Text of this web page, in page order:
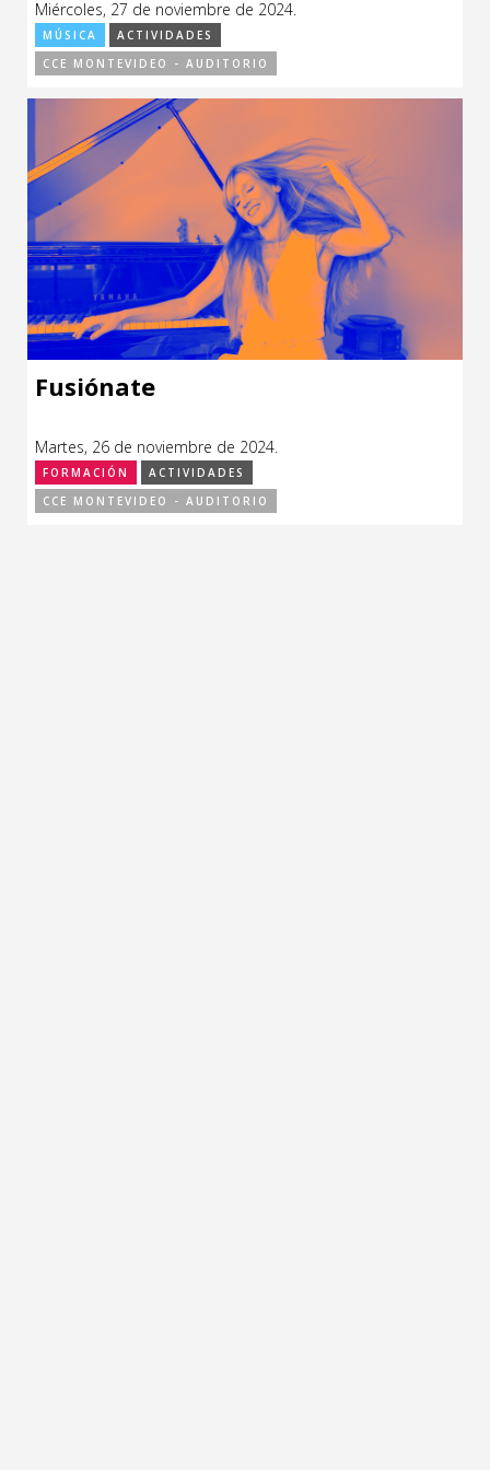
CCE en el interior/libros
Espacio itinerante de lectura infantil
Exposiciones
Formación
Género y Diversidad
Infantil y Juvenil
Letras
Medio Ambiente
Música
Sin categoría
Miércoles, 27 de noviembre de 2024.
MÚSICA
ACTIVIDADES
CCE MONTEVIDEO - AUDITORIO
Fusiónate
Martes, 26 de noviembre de 2024.
FORMACIÓN
ACTIVIDADES
CCE MONTEVIDEO - AUDITORIO